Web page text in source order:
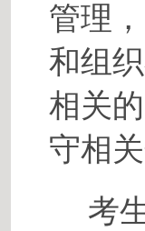
管理
和组
相关
守相
考